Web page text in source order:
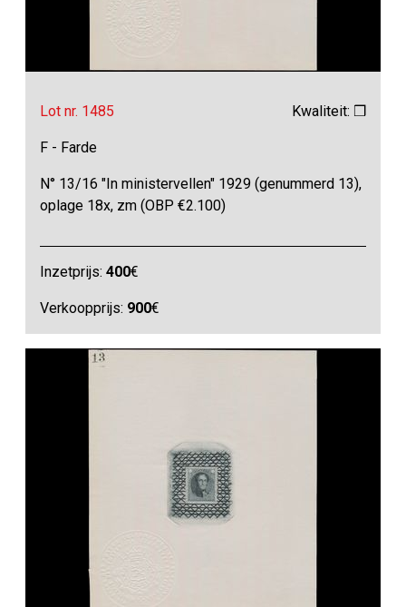
Lot nr. 1485 Kwaliteit: ❒
F - Farde
N° 13/16 "In ministervellen" 1929 (genummerd 13),
oplage 18x, zm (OBP €2.100)
Inzetprijs:400€
Verkoopprijs: 900€